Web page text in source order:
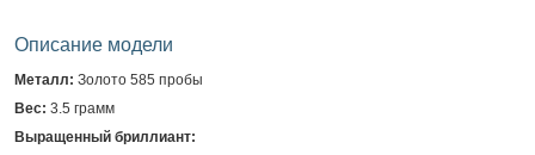
Описание модели
Металл: Золото 585 пробы
Вес: 3.5 грамм
Выращенный бриллиант: